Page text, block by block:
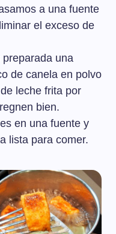
a una fuente
el exceso de
una
de canela en polvo
leche frita por
bien.
en una fuente y
lista para comer.